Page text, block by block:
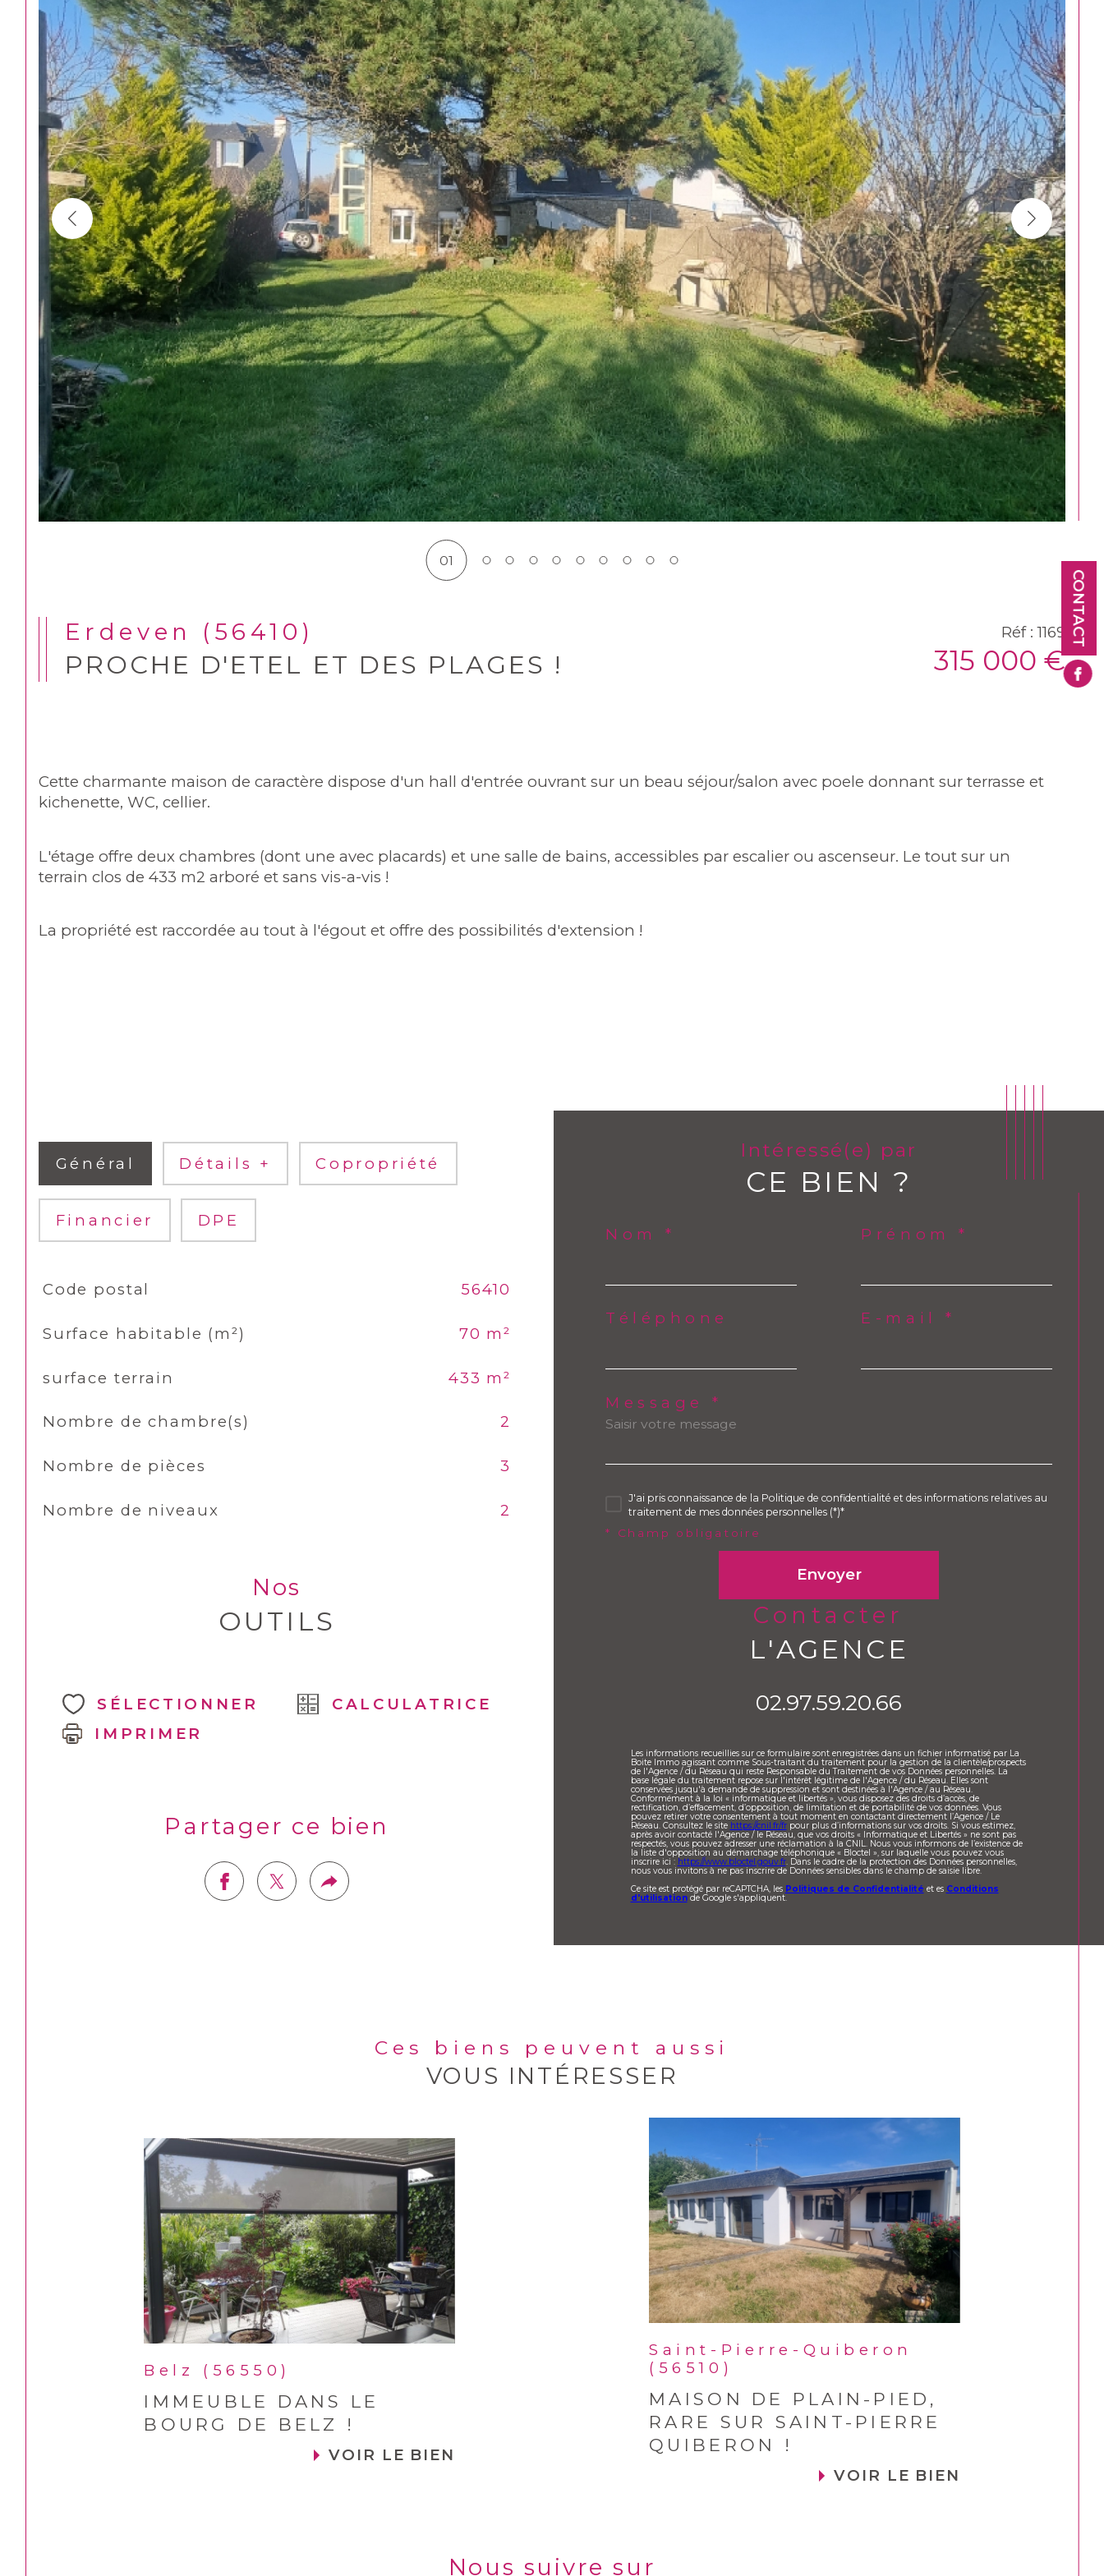
CONTACT
01
Erdeven (56410)
PROCHE D'ETEL ET DES PLAGES !
Réf : 1169
315 000 €
Cette charmante maison de caractère dispose d'un hall d'entrée ouvrant sur un beau séjour/salon avec poele donnant sur terrasse et
kichenette, WC, cellier.
L'étage offre deux chambres (dont une avec placards) et une salle de bains, accessibles par escalier ou ascenseur. Le tout sur un
terrain clos de 433 m2 arboré et sans vis-a-vis !
La propriété est raccordée au tout à l'égout et offre des possibilités d'extension !
Général Détails + Copropriété
Financier DPE
TRAD_SIROCCO_Caracteristique
Code postal 56410
Surface habitable (m²) 70 m²
surface terrain 433 m²
Nombre de chambre(s) 2
Nombre de pièces 3
Nombre de niveaux 2
Nos
OUTILS
SÉLECTIONNER
CALCULATRICE
IMPRIMER
Partager ce bien
Intéressé(e) par
CE BIEN ?
Nom * Prénom *
Téléphone E-mail *
Message *
J'ai pris connaissance de la Politique de confidentialité et des informations relatives au
traitement de mes données personnelles (*)*
* Champ obligatoire
Envoyer
contacter
L'AGENCE
02.97.59.20.66
Les informations recueillies sur ce formulaire sont enregistrées dans un fichier informatisé par La
Boite Immo agissant comme Sous-traitant du traitement pour la gestion de la clientèle/prospects
de l'Agence / du Réseau qui reste Responsable du Traitement de vos Données personnelles. La
base légale du traitement repose sur l'intérêt légitime de l'Agence / du Réseau. Elles sont
conservées jusqu'à demande de suppression et sont destinées à l'Agence / au Réseau.
Conformément à la loi « informatique et libertés », vous disposez des droits d’accès, de
rectification, d’effacement, d’opposition, de limitation et de portabilité de vos données. Vous
pouvez retirer votre consentement à tout moment en contactant directement l’Agence / Le
Réseau. Consultez le site https://cnil.fr/frpour plus d’informations sur vos droits. Si vous estimez,
après avoir contacté l'Agence / le Réseau, que vos droits « Informatique et Libertés » ne sont pas
respectés, vous pouvez adresser une réclamation à la CNIL. Nous vous informons de l’existence de
la liste d'opposition au démarchage téléphonique « Bloctel », sur laquelle vous pouvez vous
inscrire ici : https://www.bloctel.gouv.fr. Dans le cadre de la protection des Données personnelles,
nous vous invitons à ne pas inscrire de Données sensibles dans le champ de saisie libre.
Ce site est protégé par reCAPTCHA, les Politiques de Confidentialité et es Conditions
d'utilisationde Google s'appliquent.
Ces biens peuvent aussi
VOUS INTÉRESSER
Belz (56550)
IMMEUBLE DANS LE
BOURG DE BELZ !
VOIR LE BIEN
Saint-Pierre-Quiberon
(56510)
MAISON DE PLAIN-PIED,
RARE SUR SAINT-PIERRE
QUIBERON !
VOIR LE BIEN
Nous suivre sur